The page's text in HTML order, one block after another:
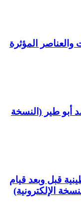
والعناصر المؤثرة
أبو طير (النسخة
قبل وبعد قيام
الإلكترونية)